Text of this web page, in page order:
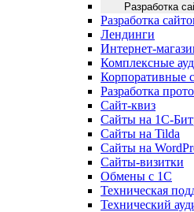
Разработка
Разработка
Лендинги
Интернет-
Комплексные
Корпоративные
Разработка
Сайт-квиз
Сайты на 1С-
Сайты на Tilda
Сайты на
Сайты-визитки
Обмены с 1С
Техническая
Технический